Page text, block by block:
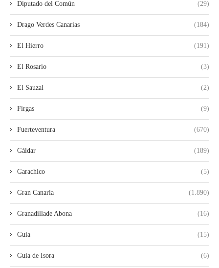
Diputado del Común (29)
Drago Verdes Canarias (184)
El Hierro (191)
El Rosario (3)
El Sauzal (2)
Firgas (9)
Fuerteventura (670)
Gáldar (189)
Garachico (5)
Gran Canaria (1.890)
Granadillade Abona (16)
Guia (15)
Guia de Isora (6)